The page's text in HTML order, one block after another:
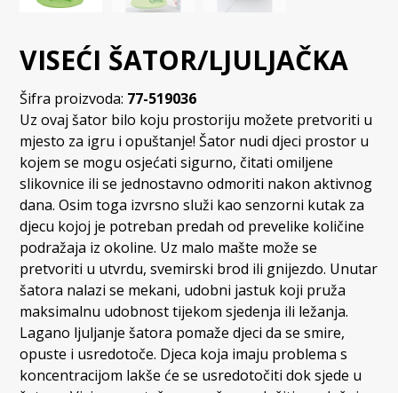
VISEĆI ŠATOR/LJULJAČKA
Šifra proizvoda: 77-519036
Uz ovaj šator bilo koju prostoriju možete pretvoriti u
mjesto za igru i opuštanje! Šator nudi djeci prostor u
kojem se mogu osjećati sigurno, čitati omiljene
slikovnice ili se jednostavno odmoriti nakon aktivnog
dana. Osim toga izvrsno služi kao senzorni kutak za
djecu kojoj je potreban predah od prevelike količine
podražaja iz okoline. Uz malo mašte može se
pretvoriti u utvrdu, svemirski brod ili gnijezdo. Unutar
šatora nalazi se mekani, udobni jastuk koji pruža
maksimalnu udobnost tijekom sjedenja ili ležanja.
Lagano ljuljanje šatora pomaže djeci da se smire,
opuste i usredotoče. Djeca koja imaju problema s
koncentracijom lakše će se usredotočiti dok sjede u